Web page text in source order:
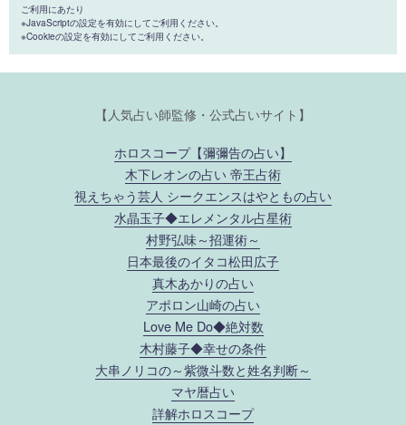
ご利用にあたり
※JavaScriptの設定を有効にしてご利用ください。
※Cookieの設定を有効にしてご利用ください。
【人気占い師監修・公式占いサイト】
ホロスコープ【彌彌告の占い】
木下レオンの占い 帝王占術
視えちゃう芸人 シークエンスはやともの占い
水晶玉子◆エレメンタル占星術
村野弘味～招運術～
日本最後のイタコ松田広子
真木あかりの占い
アポロン山崎の占い
Love Me Do◆絶対数
木村藤子◆幸せの条件
大串ノリコの～紫微斗数と姓名判断～
マヤ暦占い
詳解ホロスコープ